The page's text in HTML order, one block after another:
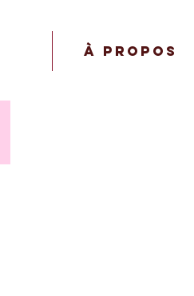
À propos